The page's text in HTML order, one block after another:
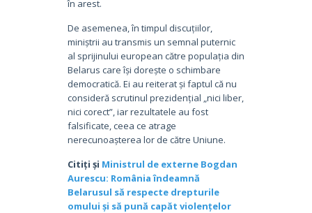
în arest.
De asemenea, în timpul discuțiilor,
miniștrii au transmis un semnal puternic
al sprijinului european către populația din
Belarus care își dorește o schimbare
democratică. Ei au reiterat și faptul că nu
consideră scrutinul prezidențial „nici liber,
nici corect”, iar rezultatele au fost
falsificate, ceea ce atrage
nerecunoașterea lor de către Uniune.
Citiți și Ministrul de externe Bogdan
Aurescu: România îndeamnă
Belarusul să respecte drepturile
omului și să pună capăt violențelor